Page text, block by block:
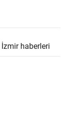
haberleri